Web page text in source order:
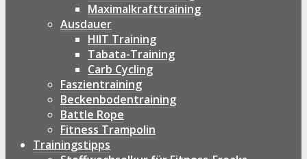
Maximalkrafttraining
Ausdauer
HIIT Training
Tabata-Training
Carb Cycling
Faszientraining
Beckenbodentraining
Battle Rope
Fitness Trampolin
Trainingstipps